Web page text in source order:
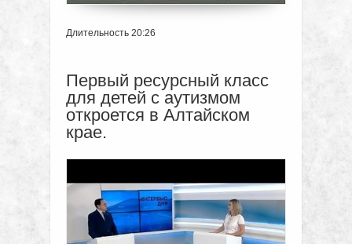
Длительность 20:26
Первый ресурсный класс
для детей с аутизмом
откроется в Алтайском
крае.